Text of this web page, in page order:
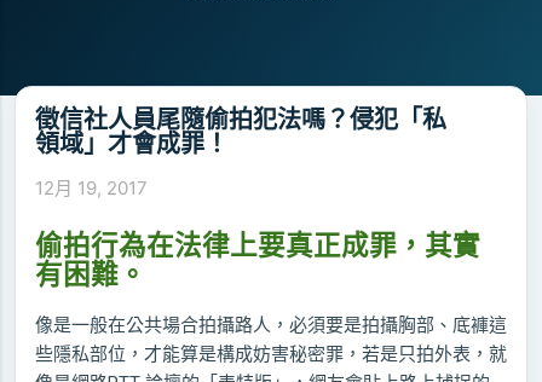
徵信社人員尾隨偷拍犯法嗎？侵犯「私
領域」才會成罪！
12月 19, 2017
偷拍行為在法律上要真正成罪，其實
有困難。
像是一般在公共場合拍攝路人，必須要是拍攝胸部、底褲這
些隱私部位，才能算是構成妨害秘密罪，若是只拍外表，就